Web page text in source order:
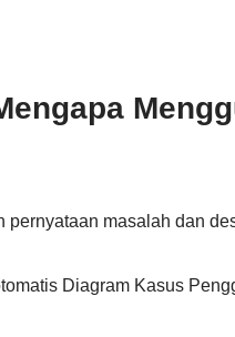
pernyataan masalah dan
Diagram Kasus